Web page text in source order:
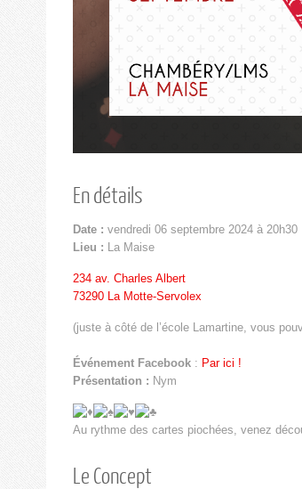
En détails
Date : vendredi 06 septembre 2024 à 20h30
Lieu : La Maise
234 av. Charles Albert
73290 La Motte-Servolex
(juste à côté de l’école Lamartine, vous
Événement Facebook : Par ici !
Présentation : Nym
Au rythme des cartes piochées, venez
Le Concept